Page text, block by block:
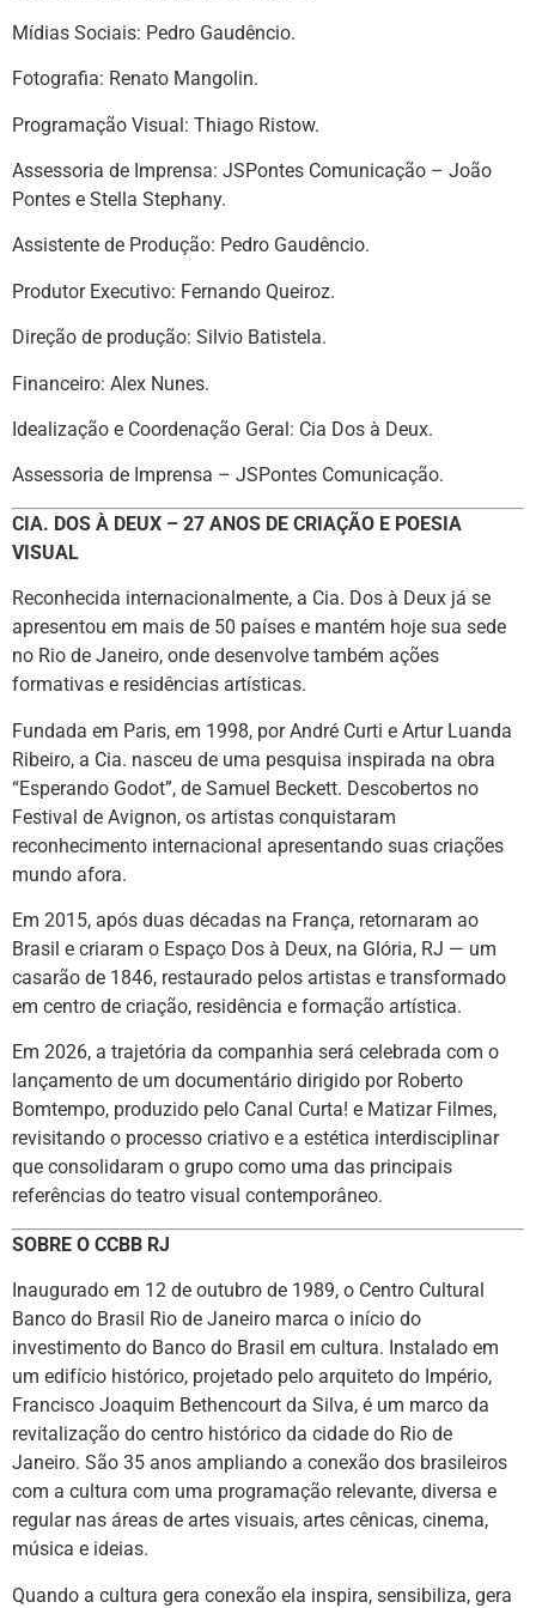
Mídias Sociais: Pedro Gaudêncio.
Fotografia: Renato Mangolin.
Programação Visual: Thiago Ristow.
Assessoria de Imprensa: JSPontes Comunicação – João
Pontes e Stella Stephany.
Assistente de Produção: Pedro Gaudêncio.
Produtor Executivo: Fernando Queiroz.
Direção de produção: Silvio Batistela.
Financeiro: Alex Nunes.
Idealização e Coordenação Geral: Cia Dos à Deux.
Assessoria de Imprensa – JSPontes Comunicação.
CIA. DOS À DEUX – 27 ANOS DE CRIAÇÃO E POESIA
VISUAL
Reconhecida internacionalmente, a Cia. Dos à Deux já se
apresentou em mais de 50 países e mantém hoje sua sede
no Rio de Janeiro, onde desenvolve também ações
formativas e residências artísticas.
Fundada em Paris, em 1998, por André Curti e Artur Luanda
Ribeiro, a Cia. nasceu de uma pesquisa inspirada na obra
“Esperando Godot”, de Samuel Beckett. Descobertos no
Festival de Avignon, os artistas conquistaram
reconhecimento internacional apresentando suas criações
mundo afora.
Em 2015, após duas décadas na França, retornaram ao
Brasil e criaram o Espaço Dos à Deux, na Glória, RJ — um
casarão de 1846, restaurado pelos artistas e transformado
em centro de criação, residência e formação artística.
Em 2026, a trajetória da companhia será celebrada com o
lançamento de um documentário dirigido por Roberto
Bomtempo, produzido pelo Canal Curta! e Matizar Filmes,
revisitando o processo criativo e a estética interdisciplinar
que consolidaram o grupo como uma das principais
referências do teatro visual contemporâneo.
SOBRE O CCBB RJ
Inaugurado em 12 de outubro de 1989, o Centro Cultural
Banco do Brasil Rio de Janeiro marca o início do
investimento do Banco do Brasil em cultura. Instalado em
um edifício histórico, projetado pelo arquiteto do Império,
Francisco Joaquim Bethencourt da Silva, é um marco da
revitalização do centro histórico da cidade do Rio de
Janeiro. São 35 anos ampliando a conexão dos brasileiros
com a cultura com uma programação relevante, diversa e
regular nas áreas de artes visuais, artes cênicas, cinema,
música e ideias.
Quando a cultura gera conexão ela inspira, sensibiliza, gera